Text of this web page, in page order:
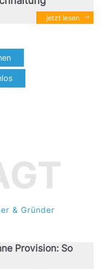
jetzt lesen
& Gründer
Provision: So